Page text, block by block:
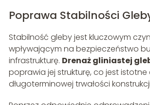
Poprawa Stabilności
Stabilność gleby jest kluczowym
wpływającym na bezpieczeństwo
infrastrukturę. Drenaż gliniastej
poprawia jej strukturę, co jest istotne
długoterminowej trwałości